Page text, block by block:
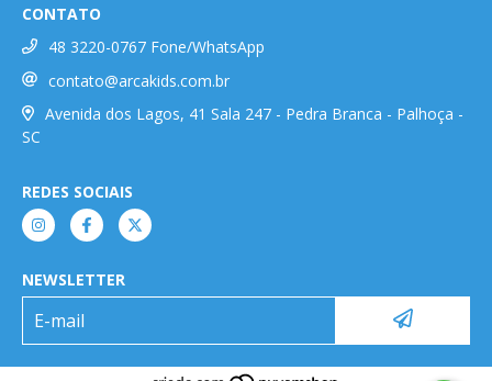
CONTATO
48 3220-0767 Fone/WhatsApp
contato@arcakids.com.br
Avenida dos Lagos, 41 Sala 247 - Pedra Branca - Palhoça -
SC
REDES SOCIAIS
NEWSLETTER